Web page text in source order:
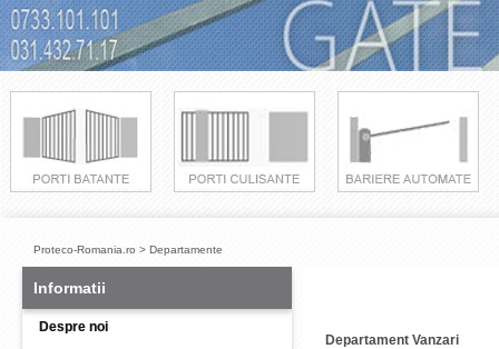
Proteco-Romania.ro > Departamente
Informatii
Despre noi
Departament Vanzari